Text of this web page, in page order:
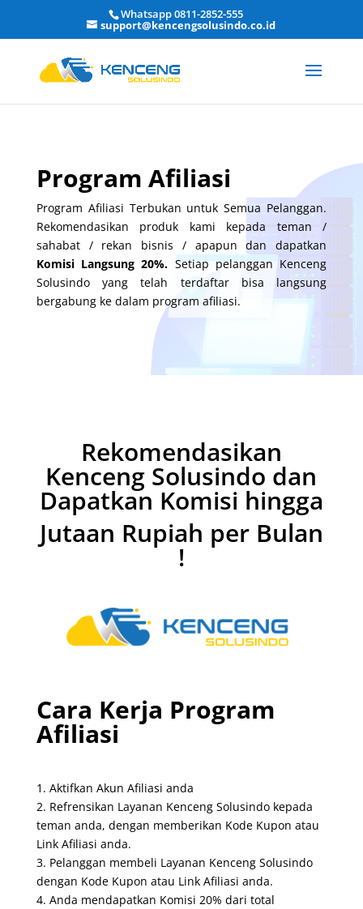
Whatsapp 0811-2852-555
support@kencengsolusindo.co.id
Program Afiliasi
Program Afiliasi Terbukan untuk Semua Pelanggan.
Rekomendasikan produk kami kepada teman /
sahabat / rekan bisnis / apapun dan dapatkan
Komisi Langsung 20%. Setiap pelanggan Kenceng
Solusindo yang telah terdaftar bisa langsung
bergabung ke dalam program afiliasi.
Rekomendasikan
Kenceng Solusindo dan
Dapatkan Komisi hingga
Jutaan Rupiah per Bulan
!
Cara Kerja Program
Afiliasi
1. Aktifkan Akun Afiliasi anda
2. Refrensikan Layanan Kenceng Solusindo kepada
teman anda, dengan memberikan Kode Kupon atau
Link Afiliasi anda.
3. Pelanggan membeli Layanan Kenceng Solusindo
dengan Kode Kupon atau Link Afiliasi anda.
4. Anda mendapatkan Komisi 20% dari total